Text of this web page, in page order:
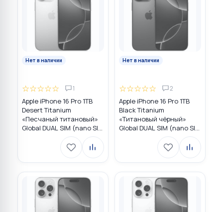
Нет в наличии
☆☆☆☆☆ 1
Apple iPhone 16 Pro 1TB
Desert Titanium
«Песчаный титановый»
Global DUAL SIM (nano SIM
Нет в наличии
☆☆☆☆☆ 2
Apple iPhone 16 Pro 1TB
Black Titanium
«Титановый чёрный»
Global DUAL SIM (nano SIM